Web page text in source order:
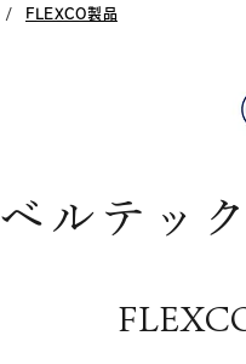
/ FLEXCO製品
ベルテッ